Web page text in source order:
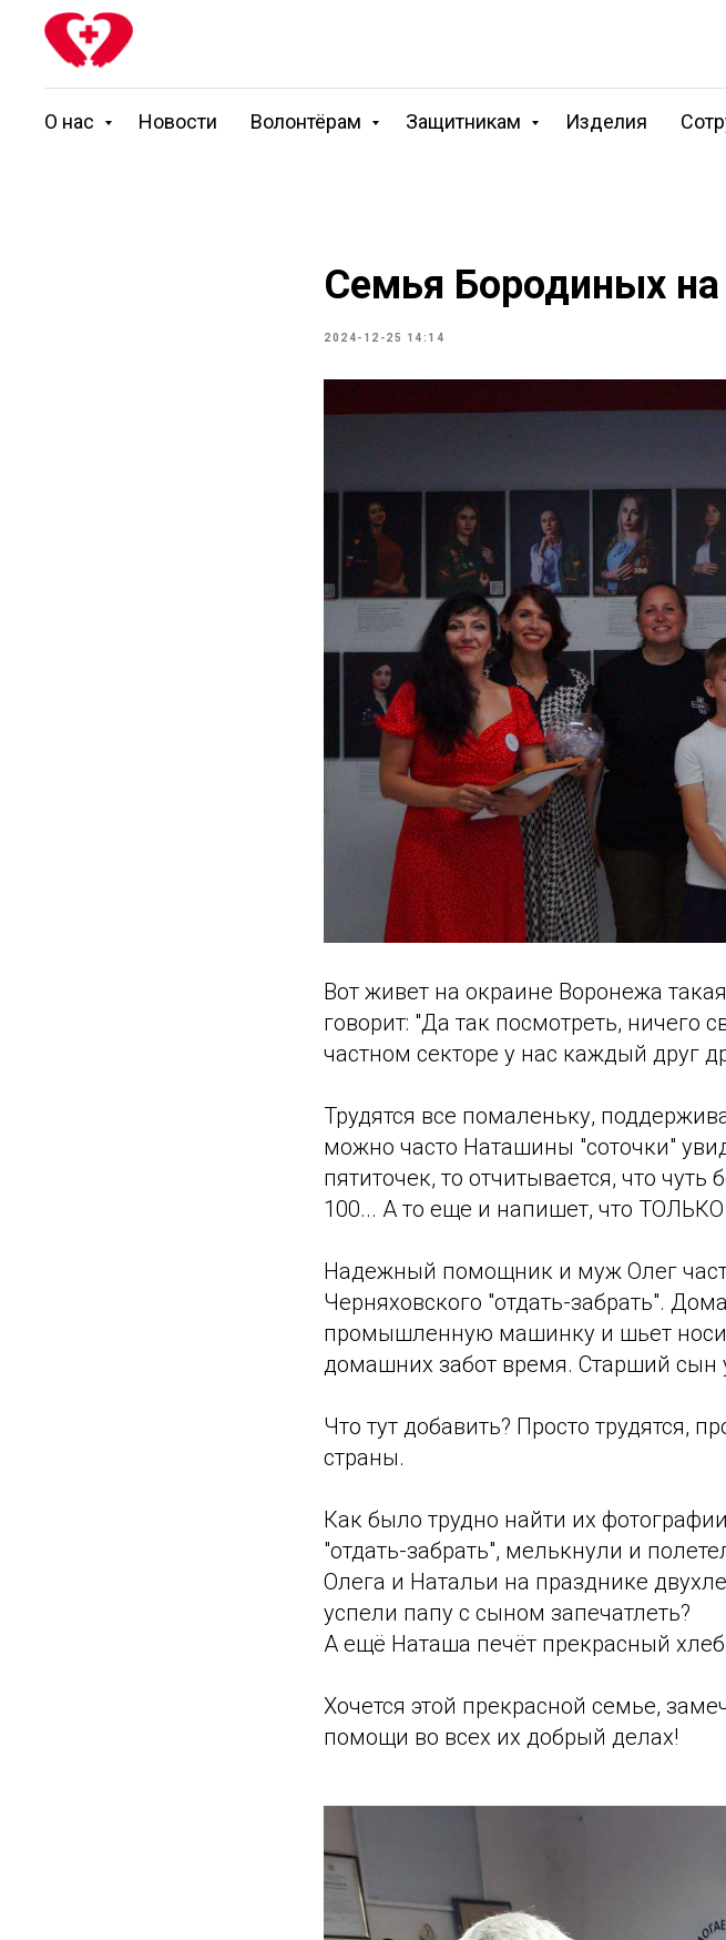
О нас Новости Волонтёрам Защитникам Изделия
Семья Бородиных
2024-12-25 14:14
Вот живет на окраине Воронежа
говорит: "Да так посмотреть, ничего
частном секторе у нас каждый друг
Трудятся все помаленьку,
можно часто Наташины "соточки"
пятиточек, то отчитывается, что
100... А то еще и напишет, что
Надежный помощник и муж Олег
Черняховского "отдать-забрать".
промышленную машинку и шьет
домашних забот время. Старший сын
Что тут добавить? Просто трудятся,
страны.
Как было трудно найти их
"отдать-забрать", мелькнули и
Олега и Натальи на празднике
успели папу с сыном запечатлеть?
А ещё Наташа печёт прекрасный
Хочется этой прекрасной семье,
помощи во всех их добрый делах!